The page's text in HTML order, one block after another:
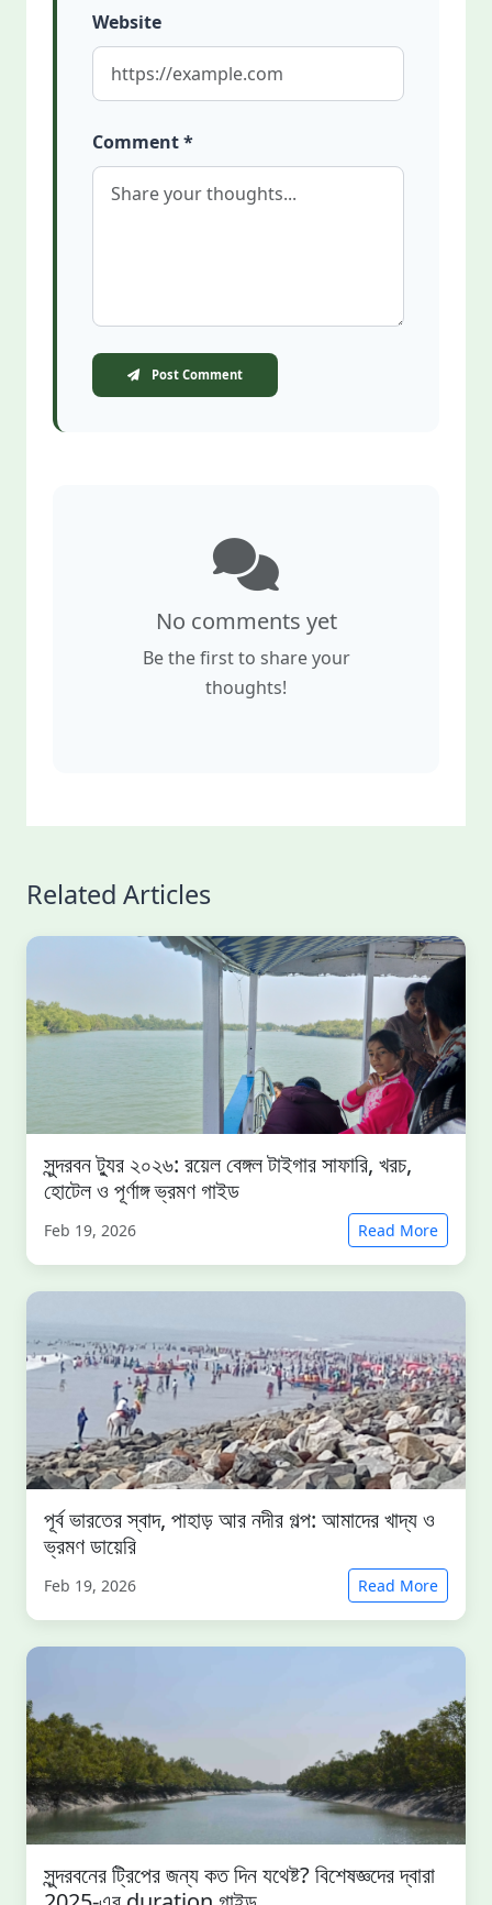
Website
Comment *
Post Comment
No comments yet
Be the first to share your
thoughts!
Related Articles
সুন্দরবন ট্যুর ২০২৬: রয়েল বেঙ্গল টাইগার সাফারি, খরচ,
হোটেল ও পূর্ণাঙ্গ ভ্রমণ গাইড
Feb 19, 2026 Read More
পূর্ব ভারতের স্বাদ, পাহাড় আর নদীর গল্প: আমাদের খাদ্য ও
ভ্রমণ ডায়েরি
Feb 19, 2026 Read More
সুন্দরবনের ট্রিপের জন্য কত দিন যথেষ্ট? বিশেষজ্ঞদের দ্বারা